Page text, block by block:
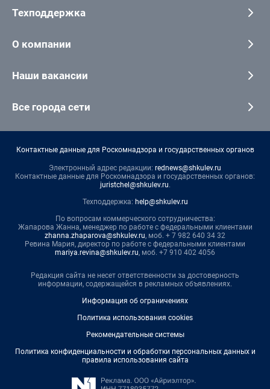
Техподдержка
О компании
Наши вакансии
Все города сети
Контактные данные для Роскомнадзора и государственных органов
Электронный адрес редакции: rednews@shkulev.ru
Контактные данные для Роскомнадзора и государственных органов:
juristchel@shkulev.ru.
Техподдержка: help@shkulev.ru
По вопросам коммерческого сотрудничества:
Жапарова Жанна, менеджер по работе с федеральными клиентами
zhanna.zhaparova@shkulev.ru, моб. + 7 982 640 34 32
Ревина Мария, директор по работе с федеральными клиентами
mariya.revina@shkulev.ru, моб. +7 910 402 4056
Редакция сайта не несет ответственности за достоверность
информации, содержащейся в рекламных объявлениях.
Информация об ограничениях
Политика использования cookies
Рекомендательные системы
Политика конфиденциальности и обработки персональных данных и
правила использования сайта